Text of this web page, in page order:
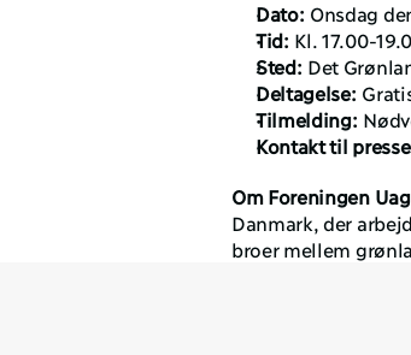
Dato: Onsdag
Tid: Kl. 17.00-
Sted: Det
Deltagelse:
Tilmelding:
Kontakt til
Om Foreningen
Danmark, der
broer mellem